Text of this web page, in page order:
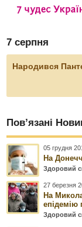
7 серпня
Народився
Пов’язані
05 грудня
На
Здоровий
27 березня
На
епідемію
Здоровий